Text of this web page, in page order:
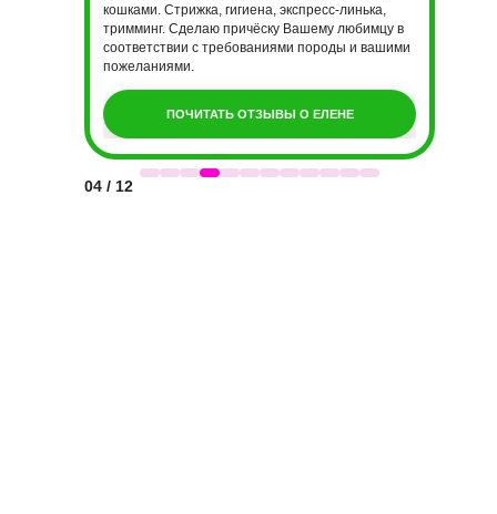
кошками. Стрижка, гигиена, экспресс-линька,
тримминг. Сделаю причёску Вашему любимцу в
соответствии с требованиями породы и вашими
пожеланиями.
ПОЧИТАТЬ ОТЗЫВЫ О ЕЛЕНЕ
04 / 12